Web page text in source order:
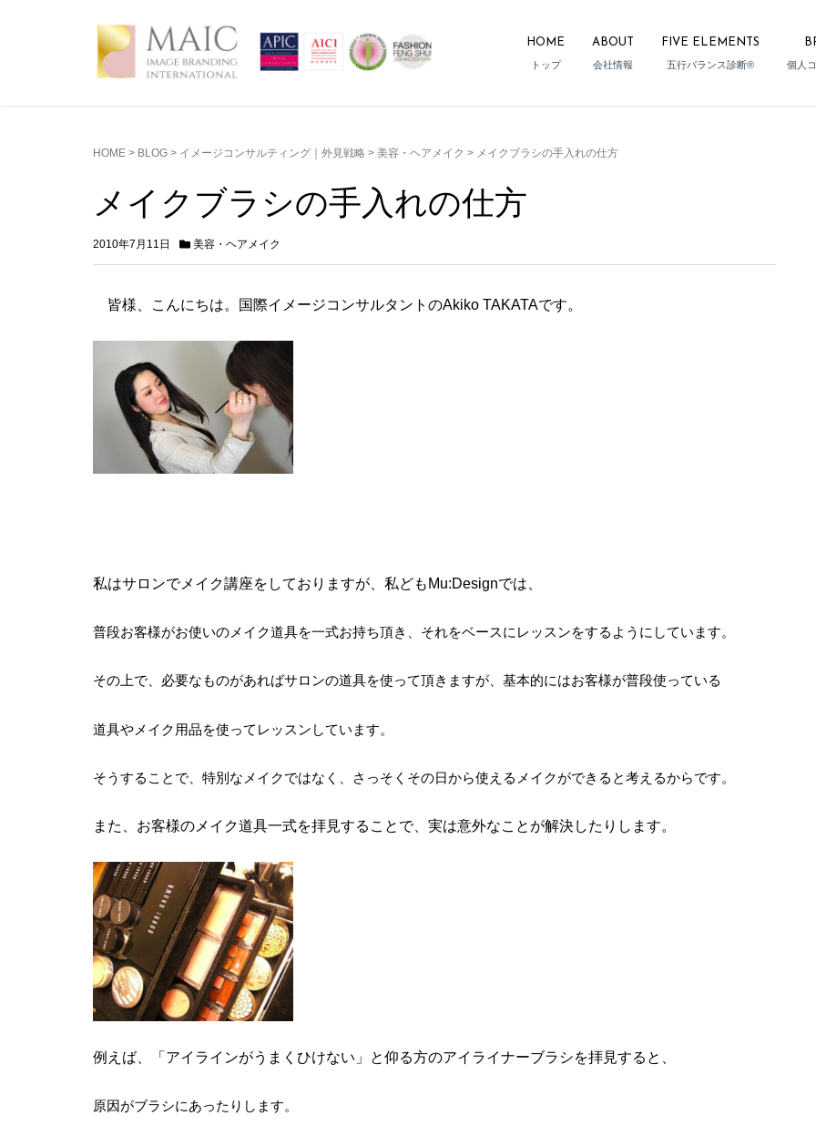
HOME
トップ
ABOUT
会社情報
FIVE ELEMENTS
五行バランス診断® 個人
HOME > BLOG > イメージコンサルティング｜外見戦略 > 美容・ヘアメイク > メイクブラシの手入れの仕方
メイクブラシの手入れの仕方
2010年7月11日 美容・ヘアメイク
皆様、こんにちは。国際イメージコンサルタントのAkiko TAKATAです。
私はサロンでメイク講座をしておりますが、私どもMu:Designでは、
普段お客様がお使いのメイク道具を一式お持ち頂き、それをベースにレッスンをするようにしています。
その上で、必要なものがあればサロンの道具を使って頂きますが、基本的にはお客様が普段使っている
道具やメイク用品を使ってレッスンしています。
そうすることで、特別なメイクではなく、さっそくその日から使えるメイクができると考えるからです。
また、お客様のメイク道具一式を拝見することで、実は意外なことが解決したりします。
例えば、「アイラインがうまくひけない」と仰る方のアイライナーブラシを拝見すると、
原因がブラシにあったりします。